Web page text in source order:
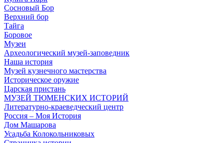
Сосновый Бор
Верхний бор
Тайга
Боровое
Музеи
Археологический музей-заповедник
Наша история
Музей кузнечного мастерства
Историческое оружие
Царская пристань
МУЗЕЙ ТЮМЕНСКИХ ИСТОРИЙ
Литературно-краеведческий центр
Россия – Моя История
Дом Машарова
Усадьба Колокольниковых